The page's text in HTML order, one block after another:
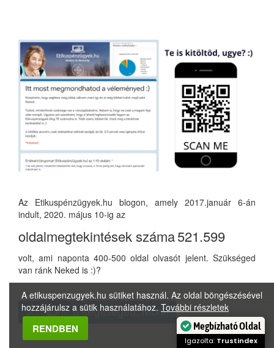
Az Etikuspénzügyek.hu blogon, amely 2017.január 6-án
indult, 2020. május 10-ig az
oldalmegtekintések száma521.599
volt, ami naponta 400-500 oldal olvasót jelent. Szükséged
van ránk Neked is :)?
Jól jönne a segítséged, Móni!
A etikuspenzugyek.hu sütiket használ. Az oldal böngészésével
hozzájárulsz a sütik használatához. További részletek
RENDBEN Megbízható Oldal
Igazolta: Trustindex